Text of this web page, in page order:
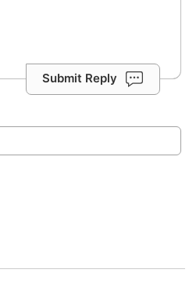
Submit Reply